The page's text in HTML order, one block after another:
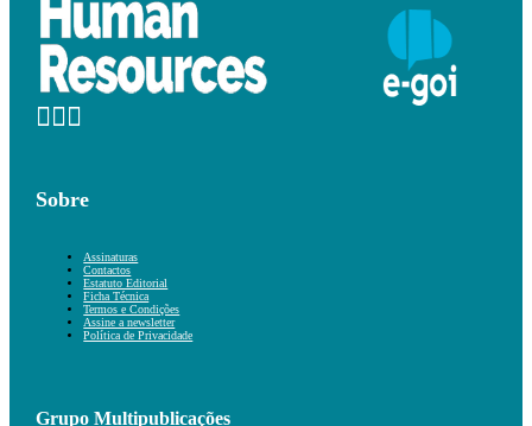
Sobre
Assinaturas
Contactos
Estatuto Editorial
Ficha Técnica
Termos e Condições
Assine a newsletter
Política de Privacidade
Grupo Multipublicações